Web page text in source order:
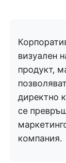
визуален
продукт,
директно
се
компания.